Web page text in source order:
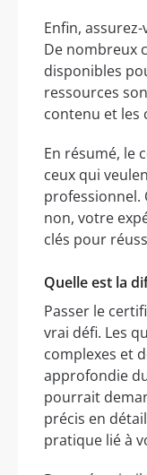
Enfin,
De nombreux
disponibles
ressources
contenu et les
En résumé, le
ceux qui
professionnel.
non, votre
clés pour
Quelle est la
Passer le
vrai défi. Les
complexes et
approfondie
pourrait
précis en
pratique lié à